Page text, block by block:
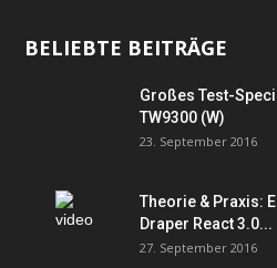
BELIEBTE BEITRÄGE
Großes Test-
TW9300 (W)
23. September 2016
Theorie & Praxis:
Draper React 3.0...
27. September 2016